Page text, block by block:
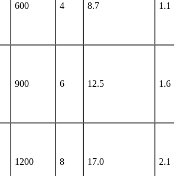
600 4 8.7 1.1
900 6 12.5 1.6
1200 8 17.0 2.1